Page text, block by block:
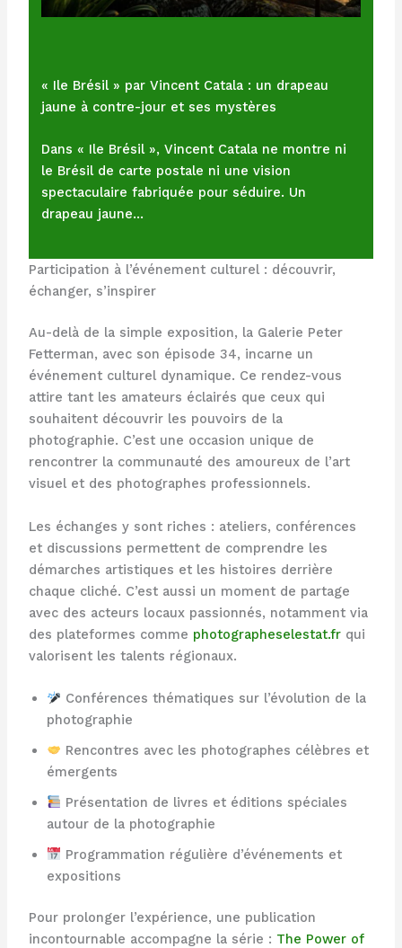
« Ile Brésil » par Vincent Catala : un drapeau
jaune à contre-jour et ses mystères
Dans « Ile Brésil », Vincent Catala ne montre ni
le Brésil de carte postale ni une vision
spectaculaire fabriquée pour séduire. Un
drapeau jaune…
Participation à l’événement culturel : découvrir,
échanger, s’inspirer
Au-delà de la simple exposition, la Galerie Peter
Fetterman, avec son épisode 34, incarne un
événement culturel dynamique. Ce rendez-vous
attire tant les amateurs éclairés que ceux qui
souhaitent découvrir les pouvoirs de la
photographie. C’est une occasion unique de
rencontrer la communauté des amoureux de l’art
visuel et des photographes professionnels.
Les échanges y sont riches : ateliers, conférences
et discussions permettent de comprendre les
démarches artistiques et les histoires derrière
chaque cliché. C’est aussi un moment de partage
avec des acteurs locaux passionnés, notamment via
des plateformes comme photographeselestat.frqui
valorisent les talents régionaux.
Conférences thématiques sur l’évolution de la
photographie
Rencontres avec les photographes célèbres et
émergents
Présentation de livres et éditions spéciales
autour de la photographie
Programmation régulière d’événements et
expositions
Pour prolonger l’expérience, une publication
incontournable accompagne la série : The Power of